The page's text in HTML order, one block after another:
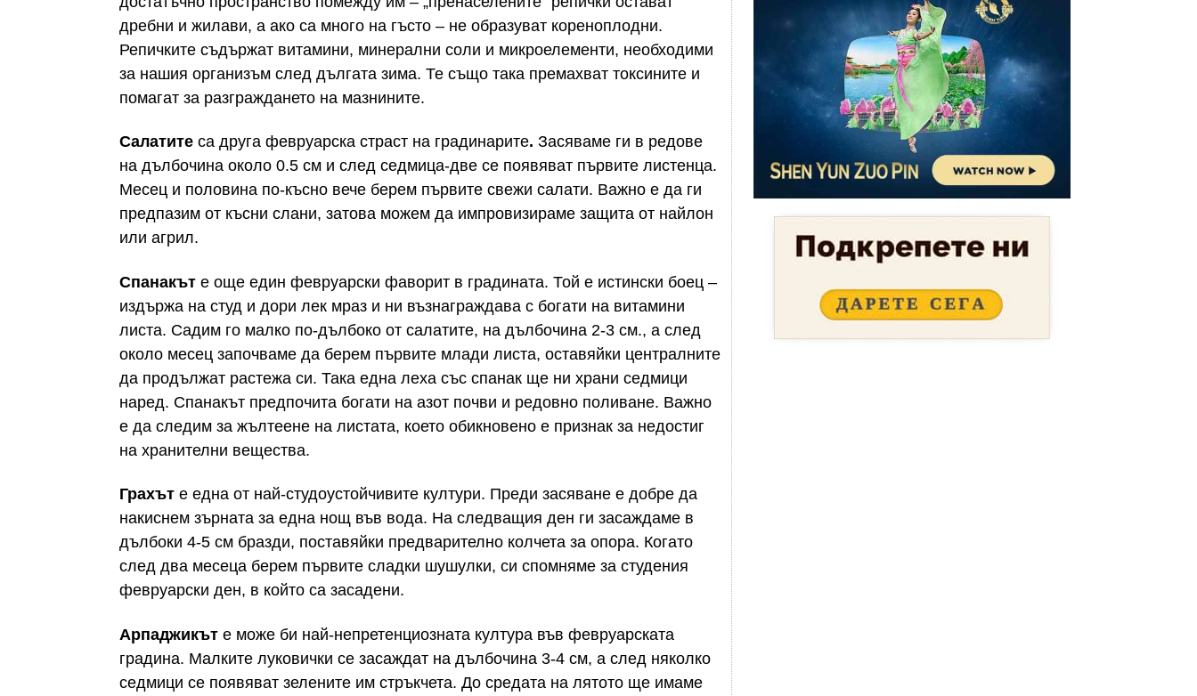
дребни и жилави, а ако са много на гъсто – не образуват кореноплодни.
Репичките съдържат витамини, минерални соли и микроелементи, необходими
за нашия организъм след дългата зима. Те също така премахват токсините и
помагат за разграждането на мазнините.
Салатите са друга февруарска страст на градинарите. Засяваме ги в редове
на дълбочина около 0.5 см и след седмица-две се появяват първите листенца.
Месец и половина по-късно вече берем първите свежи салати. Важно е да ги
предпазим от късни слани, затова можем да импровизираме защита от найлон
или агрил.
Спанакът е още един февруарски фаворит в градината. Той е истински боец –
издържа на студ и дори лек мраз и ни възнаграждава с богати на витамини
листа. Садим го малко по-дълбоко от салатите, на дълбочина 2-3 см., а след
около месец започваме да берем първите млади листа, оставяйки централните
да продължат растежа си. Така една леха със спанак ще ни храни седмици
наред. Спанакът предпочита богати на азот почви и редовно поливане. Важно
е да следим за жълтеене на листата, което обикновено е признак за недостиг
на хранителни вещества.
Грахът е една от най-студоустойчивите култури. Преди засяване е добре да
накиснем зърната за една нощ във вода. На следващия ден ги засаждаме в
дълбоки 4-5 см бразди, поставяйки предварително колчета за опора. Когато
след два месеца берем първите сладки шушулки, си спомняме за студения
февруарски ден, в който са засадени.
Арпаджикът е може би най-непретенциозната култура във февруарската
градина. Малките луковички се засаждат на дълбочина 3-4 см, а след няколко
седмици се появяват зелените им стръкчета. До средата на лятото ще имаме